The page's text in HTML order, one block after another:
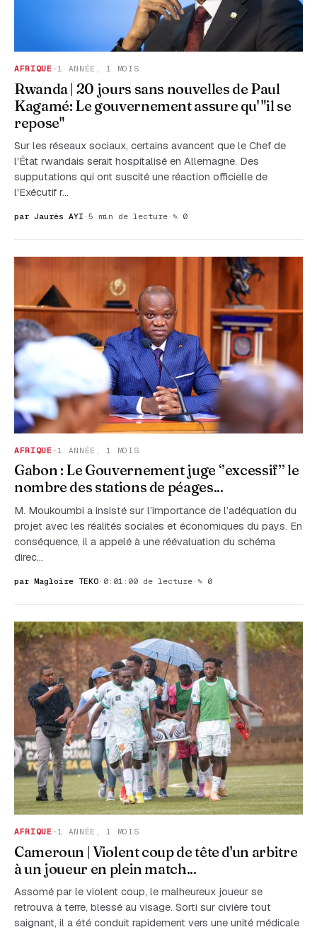
AFRIQUE ·1 ANNÉE, 1 MOIS
Rwanda | 20 jours sans nouvelles de Paul
Kagamé: Le gouvernement assure qu' "il se
repose"
Sur les réseaux sociaux, certains avancent que le Chef de
l'État rwandais serait hospitalisé en Allemagne. Des
supputations qui ont suscité une réaction officielle de
l'Exécutif r…
par Jaurès AYI · 5 min de lecture · ✎ 0
AFRIQUE · 1 ANNÉE, 1 MOIS
Gabon : Le Gouvernement juge ‘’excessif’’ le
nombre des stations de péages...
M. Moukoumbi a insisté sur l’importance de l’adéquation du
projet avec les réalités sociales et économiques du pays. En
conséquence, il a appelé à une réévaluation du schéma
direc…
par Magloire TEKO · 0:01:00 de lecture · ✎ 0
AFRIQUE ·1 ANNÉE, 1 MOIS
Cameroun | Violent coup de tête d'un arbitre
à un joueur en plein match...
Assomé par le violent coup, le malheureux joueur se
retrouva à terre, blessé au visage. Sorti sur civière tout
saignant, il a été conduit rapidement vers une unité médicale